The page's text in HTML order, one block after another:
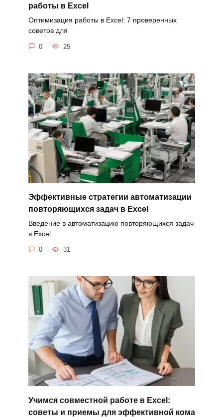
работы в Excel
Оптимизация работы в Excel: 7 проверенных
советов для
0 25
Эффективные стратегии автоматизации
повторяющихся задач в Excel
Введение в автоматизацию повторяющихся задач
в Excel
0 31
Учимся совместной работе в Excel:
советы и приемы для эффективной кома